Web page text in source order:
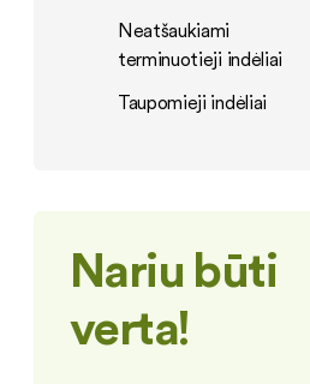
Neatšaukiami
terminuotieji indėliai
Taupomieji indėliai
Nariu būti
verta!